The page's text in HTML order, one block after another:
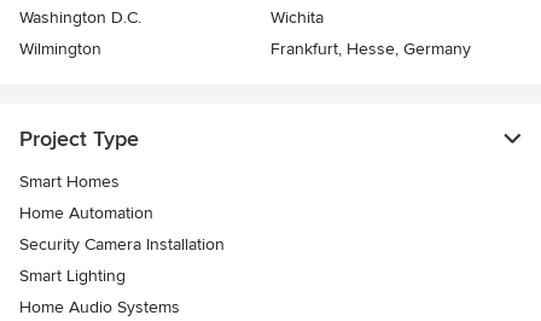
Washington D.C.
Wichita
Wilmington
Frankfurt, Hesse, Germany
Project Type
Smart Homes
Home Automation
Security Camera Installation
Smart Lighting
Home Audio Systems